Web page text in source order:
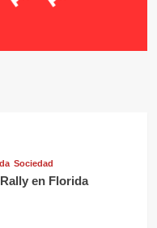
Sociedad
en Florida